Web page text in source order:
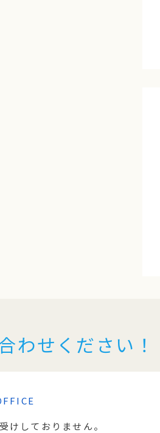
わせください！
けしておりません。